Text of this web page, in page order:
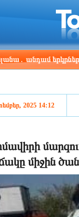
Los
23:00
երկրներն
2025 14:12
միջին